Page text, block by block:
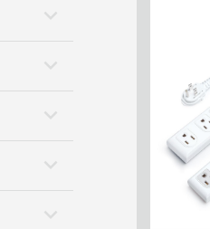
keyboard_arrow_down
keyboard_arrow_down
keyboard_arrow_down
keyboard_arrow_down
keyboard_arrow_down